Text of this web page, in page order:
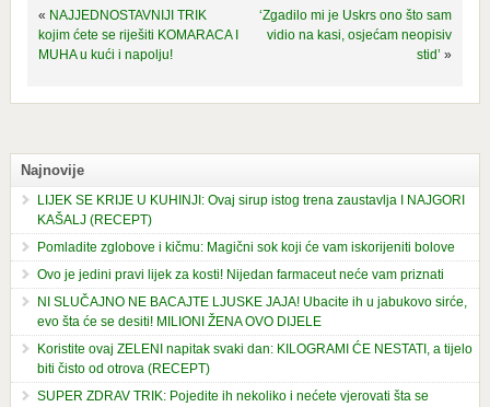
« NAJJEDNOSTAVNIJI TRIK
kojim ćete se riješiti KOMARACA I
MUHA u kući i napolju!
‘Zgadilo mi je Uskrs ono što sam
vidio na kasi, osjećam neopisiv
stid’ »
Najnovije
LIJEK SE KRIJE U KUHINJI: Ovaj sirup istog trena zaustavlja I NAJGORI
KAŠALJ (RECEPT)
Pomladite zglobove i kičmu: Magični sok koji će vam iskorijeniti bolove
Ovo je jedini pravi lijek za kosti! Nijedan farmaceut neće vam priznati
NI SLUČAJNO NE BACAJTE LJUSKE JAJA! Ubacite ih u jabukovo sirće,
evo šta će se desiti! MILIONI ŽENA OVO DIJELE
Koristite ovaj ZELENI napitak svaki dan: KILOGRAMI ĆE NESTATI, a tijelo
biti čisto od otrova (RECEPT)
SUPER ZDRAV TRIK: Pojedite ih nekoliko i nećete vjerovati šta se